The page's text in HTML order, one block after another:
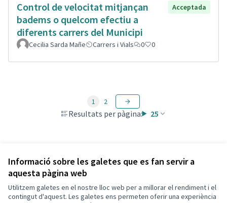
Informació sobre les galetes que es fan servir a
aquesta pàgina web
Utilitzem galetes en el nostre lloc web per a millorar el rendiment i el
contingut d'aquest. Les galetes ens permeten oferir una experiència
Control de velocitat mitjançan
badems o quelcom efectiu a
diferents carrers del Municipi
Acceptada
Cecilia Sarda Mañe Carrers i Vials 0 0
Resultats per pàgina: 25
1 2
Veure totes les propostes retirades
Termes i condicions d'ús
Configuració de les galetes